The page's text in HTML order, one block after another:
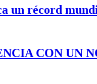
un récord
CON UN